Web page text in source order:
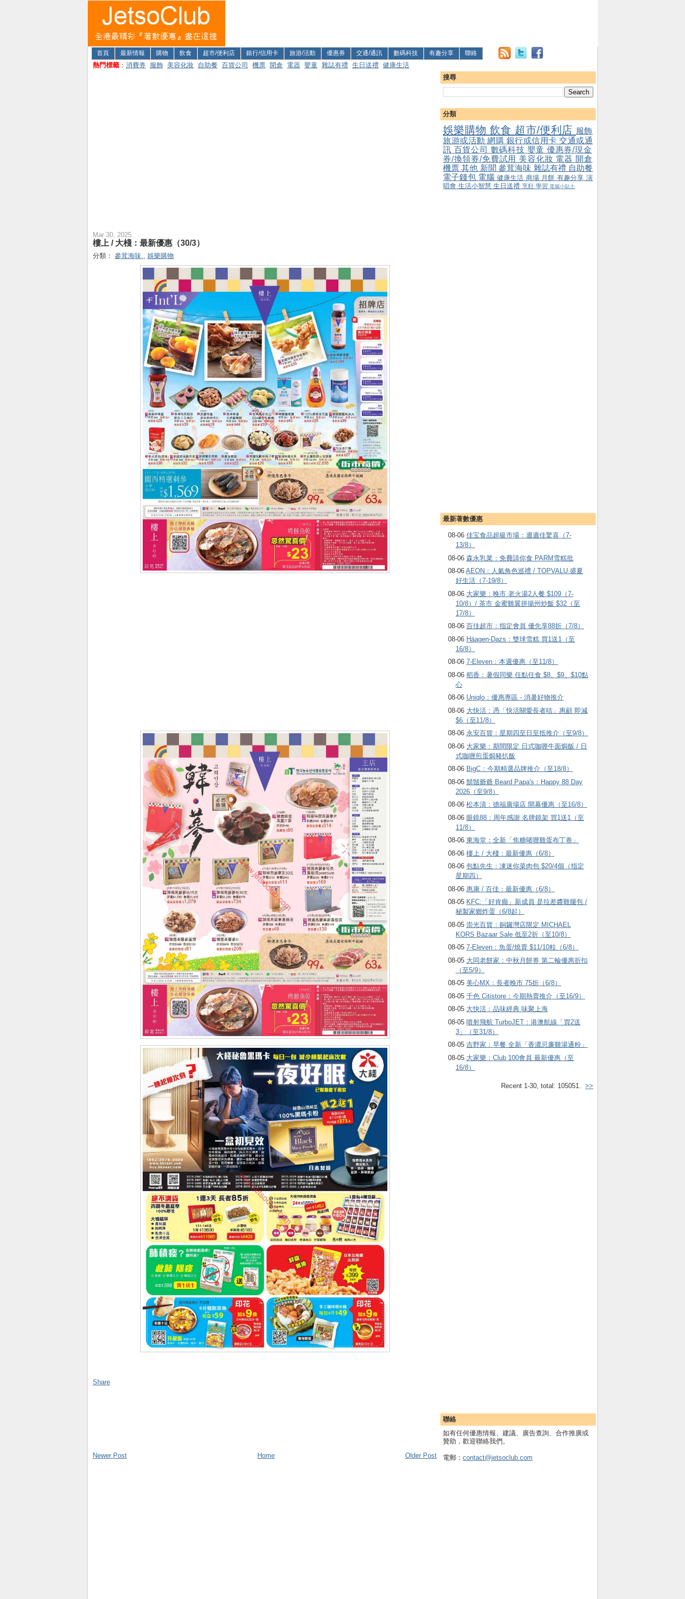
首頁 最新情報 購物 飲食 超市/便利店 銀行/信用卡 旅游/活動 優惠券 交通/通訊 數碼科技 有趣分享 聯絡
熱門標籤 ： 消費券 服飾 美容化妝 自助餐 百貨公司 機票 開倉 電器 嬰童 雜誌有禮 生日送禮 健康生活
搜尋
分類
娛樂購物 飲食 超市/便利店 服飾
旅游或活動 網購 銀行或信用卡 交通或通
訊 百貨公司 數碼科技 嬰童 優惠券/現金
券/換領券/免費試用 美容化妝 電器 開倉
機票其他 新聞參茸海味 雜誌有禮 自助餐
電子錢包 電腦 健康生活 商場 月餅 有趣分享 演
唱會 生活小智慧 生日送禮 烹飪 學習 電腦小貼士
最新著數優惠
08-06 佳宝食品超級市場：週週佳驚喜（7-
13/8）
08-06 森永乳業：免費請你食 PARM雪糕批
08-06 AEON：人氣角色巡禮 / TOPVALU 盛夏
好生活（7-19/8）
08-06 大家樂：晚市 老火湯2人餐 $109（7-
10/8）/ 茶市 金蜜雞翼拼揚州炒飯 $32（至
17/8）
08-06 百佳超市：指定會員 優先享88折（7/8）
08-06 Häagen-Dazs ：雙球雪糕 買1送1（至
16/8）
08-06 7-Eleven：本週優惠（至11/8）
08-06 稻香：暑假同樂 任點任食 $8、$9、$10點
心
08-06 Uniqlo：優惠專區 - 消暑好物推介
08-06 大快活：憑「快活關愛長者咭」惠顧 即減
$6（至11/8）
08-06 永安百貨：星期四至日至抵推介（至9/8）
08-06 大家樂：期間限定 日式咖喱牛面焗飯 / 日
式咖喱煎蛋焗豬扒飯
08-06 BigC：今期精選品牌推介（至18/8）
08-06 鬍鬚爺爺 Beard Papa's：Happy 88 Day
2026（至9/8）
08-06 松本清：德福廣場店 開幕優惠（至16/8）
08-06 眼鏡88：周年感謝 名牌鏡架 買1送1（至
11/8）
08-06 東海堂：全新「焦糖啫喱雞蛋布丁卷」
08-06 樓上 / 大棧：最新優惠（6/8）
08-06 包點先生：凍迷你菜肉包 $20/4個（指定
星期四）
08-06 惠康 / 百佳：最新優惠（6/8）
08-05 KFC:「好肯癲」新成員 是拉差醬雞腿包 /
秘製家鄉炸蛋（6/8起）
08-05 崇光百貨：銅鑼灣店限定 MICHAEL
KORS Bazaar Sale 低至2折（至10/8）
08-05 7-Eleven：魚蛋/燒賣 $11/10粒（6/8）
08-05 大同老餅家：中秋月餅券 第二輪優惠折扣
（至5/9）
08-05 美心MX：長者晚市 75折（6/8）
08-05 千色 Citistore：今期熱賣推介（至16/9）
08-05 大快活：品味經典 味聚上海
08-05 噴射飛航 TurboJET：港澳航線「買2送
3」（至31/8）
08-05 吉野家：早餐 全新「香濃忌廉雞湯通粉」
08-05 大家樂：Club 100會員 最新優惠（至
16/8）
Recent 1-30, total: 105051. >>
聯絡
如有任何優惠情報、建議、廣告查詢、合作推廣或
贊助，歡迎聯絡我們。
電郵： contact@jetsoclub.com
Mar 30, 2025
樓上 / 大棧：最新優惠（30/3）
分類： 參茸海味 , 娛樂購物
Share
Newer Post Older Post
Home